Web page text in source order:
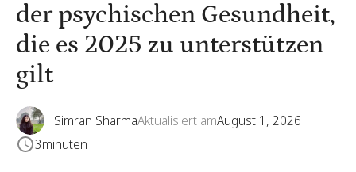
der psychischen Gesundheit,
die es 2025 zu unterstützen
gilt
Simran SharmaAktualisiert amAugust 1, 2026
3minuten